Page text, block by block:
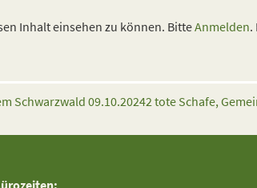
Inhalt einsehen zu können. BitteAnmelden.
Schwarzwald 09.10.20242 tote Schafe,